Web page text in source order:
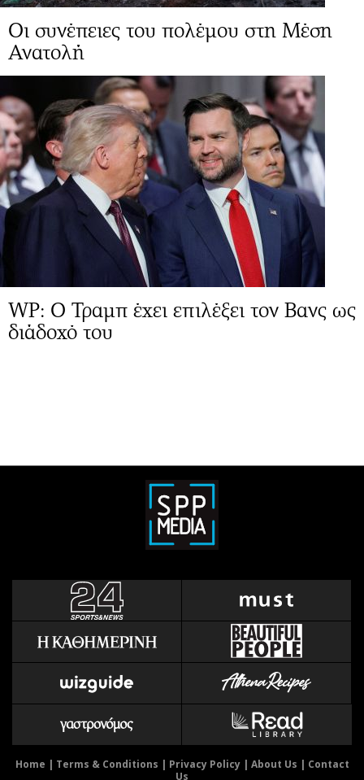
Οι συνέπειες του πολέμου στη Μέση
Ανατολή
WP: Ο Τραμπ έχει επιλέξει τον Βανς ως
διάδοχό του
Home | Terms & Conditions | Privacy Policy| About Us | Contact
Us